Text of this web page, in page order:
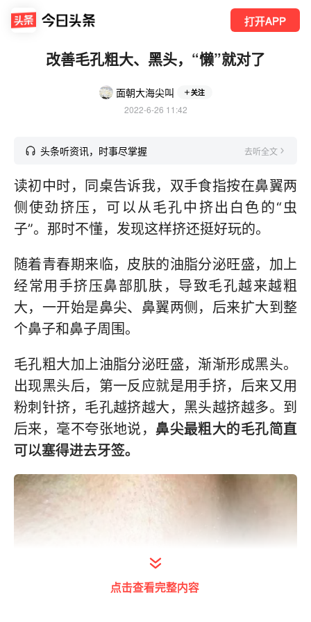
打开APP
改善毛孔粗大、黑头，“懒”就对了
面朝大海尖叫 关注
2022-6-26 11:42
头条听资讯，时事尽掌握 去听全文
读初中时，同桌告诉我，双手食指按在鼻翼两
侧使劲挤压，可以从毛孔中挤出白色的“虫
子”。那时不懂，发现这样挤还挺好玩的。
随着青春期来临，皮肤的油脂分泌旺盛，加上
经常用手挤压鼻部肌肤，导致毛孔越来越粗
大，一开始是鼻尖、鼻翼两侧，后来扩大到整
个鼻子和鼻子周围。
毛孔粗大加上油脂分泌旺盛，渐渐形成黑头。
出现黑头后，第一反应就是用手挤，后来又用
粉刺针挤，毛孔越挤越大，黑头越挤越多。到
后来，毫不夸张地说，鼻尖最粗大的毛孔简直
可以塞得进去牙签。
点击查看完整内容